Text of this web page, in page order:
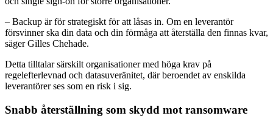
– Backup är för strategiskt för att låsas in. Om en leverantör
försvinner ska din data och din förmåga att återställa den finnas kvar,
säger Gilles Chehade.
Detta tilltalar särskilt organisationer med höga krav på
regelefterlevnad och datasuveränitet, där beroendet av enskilda
leverantörer ses som en risk i sig.
Snabb återställning som skydd mot ransomware